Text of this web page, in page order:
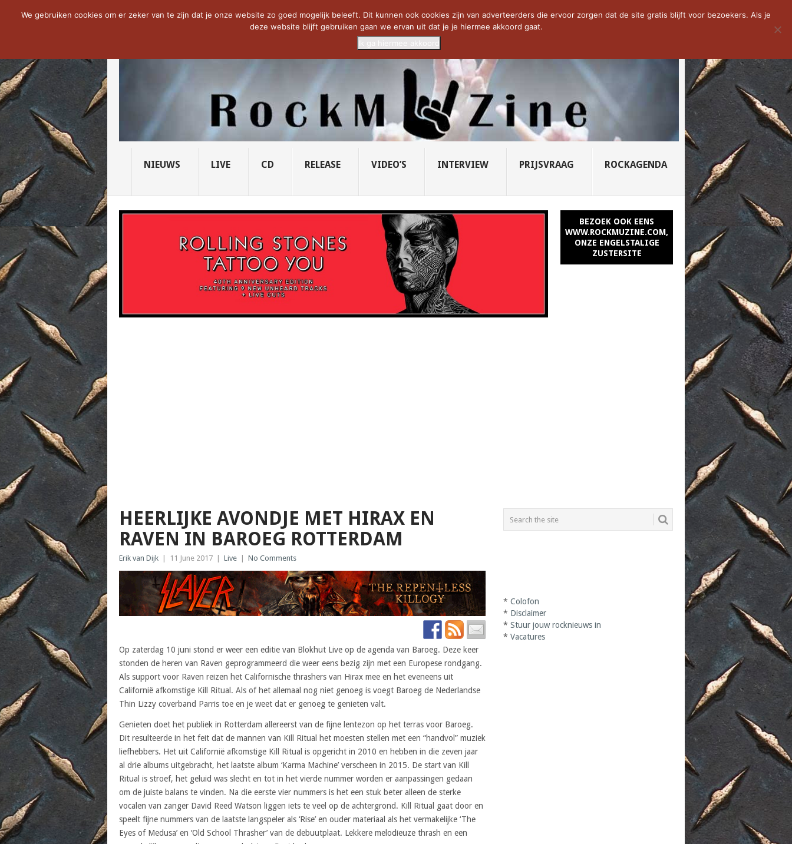
NOW TRENDING: THE VICIOUS HEAD SOCIETY... PRIDE OF LIONS – U... SAVATAGE KOMT TERUG IN 0... CD VAN DE WEEK: SLEEPING...
NIEUWS LIVE CD RELEASE VIDEO’S INTERVIEW PRIJSVRAAG ROCKAGENDA
BEZOEK OOK EENS
WWW.ROCKMUZINE.COM,
ONZE ENGELSTALIGE
ZUSTERSITE
HEERLIJKE AVONDJE MET HIRAX EN
RAVEN IN BAROEG ROTTERDAM
Erik van Dijk 11 June 2017 Live No Comments
Op zaterdag 10 juni stond er weer een editie van Blokhut Live op de agenda van Baroeg. Deze keer
stonden de heren van Raven geprogrammeerd die weer eens bezig zijn met een Europese rondgang.
Als support voor Raven reizen het Californische thrashers van Hirax mee en het eveneens uit
Californië afkomstige Kill Ritual. Als of het allemaal nog niet genoeg is voegt Baroeg de Nederlandse
Thin Lizzy coverband Parris toe en je weet dat er genoeg te genieten valt.
Genieten doet het publiek in Rotterdam allereerst van de fijne lentezon op het terras voor Baroeg.
Dit resulteerde in het feit dat de mannen van Kill Ritual het moesten stellen met een “handvol” muziek
liefhebbers. Het uit Californië afkomstige Kill Ritual is opgericht in 2010 en hebben in die zeven jaar
al drie albums uitgebracht, het laatste album ‘Karma Machine’ verscheen in 2015. De start van Kill
Ritual is stroef, het geluid was slecht en tot in het vierde nummer worden er aanpassingen gedaan
om de juiste balans te vinden. Na die eerste vier nummers is het een stuk beter alleen de sterke
vocalen van zanger David Reed Watson liggen iets te veel op de achtergrond. Kill Ritual gaat door en
speelt fijne nummers van de laatste langspeler als ‘Rise’ en ouder materiaal als het vermakelijke ‘The
Eyes of Medusa’ en ‘Old School Thrasher’ van de debuutplaat. Lekkere melodieuze thrash en een
*Colofon
* Disclaimer
*Stuur jouw rocknieuws in
*Vacatures
We gebruiken cookies om er zeker van te zijn dat je onze website zo goed mogelijk beleeft. Dit kunnen ook cookies zijn van adverteerders die ervoor zorgen dat de site gratis blijft voor bezoekers. Als je
deze website blijft gebruiken gaan we ervan uit dat je je hiermee akkoord gaat.
Ik ga hiermee akkoord